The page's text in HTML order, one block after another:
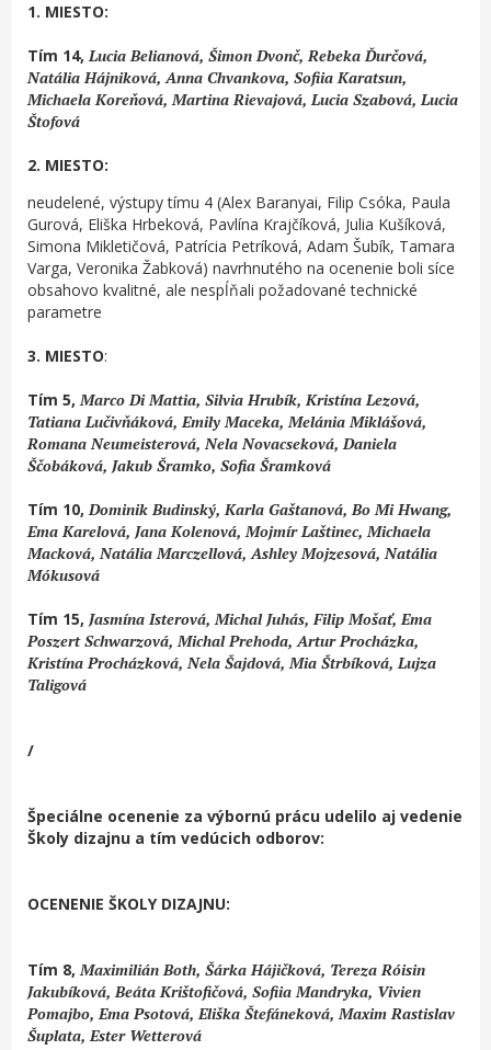
1. MIESTO:
Tím 14,Lucia Belianová, Šimon Dvonč, Rebeka Ďurčová,
Natália Hájniková, Anna Chvankova, Sofiia Karatsun,
Michaela Koreňová, Martina Rievajová, Lucia Szabová, Lucia
Štofová
2. MIESTO:
neudelené, výstupy tímu 4 (Alex Baranyai, Filip Csóka, Paula
Gurová, Eliška Hrbeková, Pavlína Krajčíková, Julia Kušíková,
Simona Mikletičová, Patrícia Petríková, Adam Šubík, Tamara
Varga, Veronika Žabková) navrhnutého na ocenenie boli síce
obsahovo kvalitné, ale nespĺňali požadované technické
parametre
3. MIESTO:
Tím 5,Marco Di Mattia, Silvia Hrubík, Kristína Lezová,
Tatiana Lučivňáková, Emily Maceka, Melánia Miklášová,
Romana Neumeisterová, Nela Novacseková, Daniela
Ščobáková, Jakub Šramko, Sofia Šramková
Tím 10,Dominik Budinský, Karla Gaštanová, Bo Mi Hwang,
Ema Karelová, Jana Kolenová, Mojmír Laštinec, Michaela
Macková, Natália Marczellová, Ashley Mojzesová, Natália
Mókusová
Tím 15, Jasmína Isterová, Michal Juhás, Filip Mošať, Ema
Poszert Schwarzová, Michal Prehoda, Artur Procházka,
Kristína Procházková, Nela Šajdová, Mia Štrbíková, Lujza
Taligová
/
Špeciálne ocenenie za výbornú prácu udelilo aj vedenie
Školy dizajnu a tím vedúcich odborov:
OCENENIE ŠKOLY DIZAJNU:
Tím 8,Maximilián Both, Šárka Hájičková, Tereza Róisin
Jakubíková, Beáta Krištofičová, Sofiia Mandryka, Vivien
Pomajbo, Ema Psotová, Eliška Štefáneková, Maxim Rastislav
Šuplata, Ester Wetterová